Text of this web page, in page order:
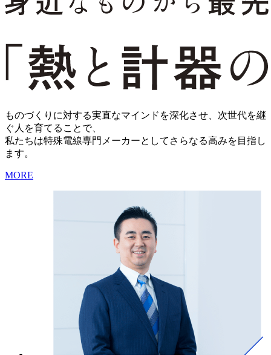
ものづくりに対する実直なマインドを深化させ、次世代を継
ぐ人を育てることで、
私たちは特殊電線専門メーカーとしてさらなる高みを目指し
ます。
MORE